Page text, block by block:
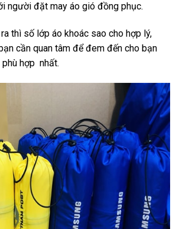
người đặt may áo gió đồng phục.
thì số lớp áo khoác sao cho hợp lý,
cần quan tâm để đem đến cho bạn
hợp nhất.